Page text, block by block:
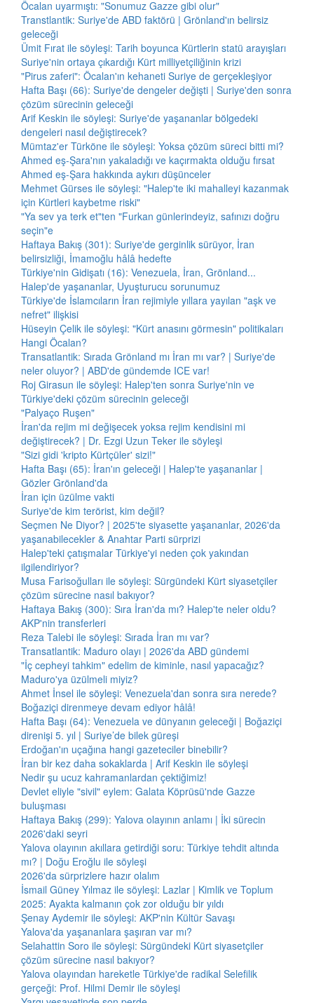
Öcalan uyarmıştı: "Sonumuz Gazze gibi olur"
Transtlantik: Suriye'de ABD faktörü | Grönland'ın belirsiz
geleceği
Ümit Fırat ile söyleşi: Tarih boyunca Kürtlerin statü arayışları
Suriye'nin ortaya çıkardığı Kürt milliyetçiliğinin krizi
"Pirus zaferi": Öcalan'ın kehaneti Suriye de gerçekleşiyor
Hafta Başı (66): Suriye'de dengeler değişti | Suriye'den sonra
çözüm sürecinin geleceği
Arif Keskin ile söyleşi: Suriye'de yaşananlar bölgedeki
dengeleri nasıl değiştirecek?
Mümtaz'er Türköne ile söyleşi: Yoksa çözüm süreci bitti mi?
Ahmed eş-Şara'nın yakaladığı ve kaçırmakta olduğu fırsat
Ahmed eş-Şara hakkında aykırı düşünceler
Mehmet Gürses ile söyleşi: "Halep'te iki mahalleyi kazanmak
için Kürtleri kaybetme riski"
"Ya sev ya terk et"ten "Furkan günlerindeyiz, safınızı doğru
seçin"e
Haftaya Bakış (301): Suriye'de gerginlik sürüyor, İran
belirsizliği, İmamoğlu hâlâ hedefte
Türkiye'nin Gidişatı (16): Venezuela, İran, Grönland...
Halep'de yaşananlar, Uyuşturucu sorunumuz
Türkiye'de İslamcıların İran rejimiyle yıllara yayılan "aşk ve
nefret" ilişkisi
Hüseyin Çelik ile söyleşi: "Kürt anasını görmesin" politikaları
Hangi Öcalan?
Transatlantik: Sırada Grönland mı İran mı var? | Suriye'de
neler oluyor? | ABD'de gündemde ICE var!
Roj Girasun ile söyleşi: Halep'ten sonra Suriye'nin ve
Türkiye'deki çözüm sürecinin geleceği
"Palyaço Ruşen"
İran'da rejim mi değişecek yoksa rejim kendisini mi
değiştirecek? | Dr. Ezgi Uzun Teker ile söyleşi
"Sizi gidi 'kripto Kürtçüler' sizi!"
Hafta Başı (65): İran'ın geleceği | Halep'te yaşananlar |
Gözler Grönland'da
İran için üzülme vakti
Suriye'de kim terörist, kim değil?
Seçmen Ne Diyor? | 2025'te siyasette yaşananlar, 2026'da
yaşanabilecekler & Anahtar Parti sürprizi
Halep'teki çatışmalar Türkiye'yi neden çok yakından
ilgilendiriyor?
Musa Farisoğulları ile söyleşi: Sürgündeki Kürt siyasetçiler
çözüm sürecine nasıl bakıyor?
Haftaya Bakış (300): Sıra İran'da mı? Halep'te neler oldu?
AKP'nin transferleri
Reza Talebi ile söyleşi: Sırada İran mı var?
Transatlantik: Maduro olayı | 2026'da ABD gündemi
"İç cepheyi tahkim" edelim de kiminle, nasıl yapacağız?
Maduro'ya üzülmeli miyiz?
Ahmet İnsel ile söyleşi: Venezuela'dan sonra sıra nerede?
Boğaziçi direnmeye devam ediyor hâlâ!
Hafta Başı (64): Venezuela ve dünyanın geleceği | Boğaziçi
direnişi 5. yıl | Suriye’de bilek güreşi
Erdoğan'ın uçağına hangi gazeteciler binebilir?
İran bir kez daha sokaklarda | Arif Keskin ile söyleşi
Nedir şu ucuz kahramanlardan çektiğimiz!
Devlet eliyle "sivil" eylem: Galata Köprüsü'nde Gazze
buluşması
Haftaya Bakış (299): Yalova olayının anlamı | İki sürecin
2026'daki seyri
Yalova olayının akıllara getirdiği soru: Türkiye tehdit altında
mı? | Doğu Eroğlu ile söyleşi
2026'da sürprizlere hazır olalım
İsmail Güney Yılmaz ile söyleşi: Lazlar | Kimlik ve Toplum
2025: Ayakta kalmanın çok zor olduğu bir yıldı
Şenay Aydemir ile söyleşi: AKP'nin Kültür Savaşı
Yalova'da yaşananlara şaşıran var mı?
Selahattin Soro ile söyleşi: Sürgündeki Kürt siyasetçiler
çözüm sürecine nasıl bakıyor?
Yalova olayından hareketle Türkiye'de radikal Selefilik
gerçeği: Prof. Hilmi Demir ile söyleşi